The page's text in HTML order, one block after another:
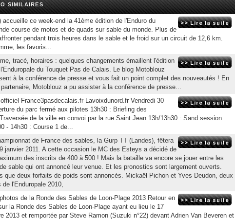
SIMILAIRES
accueille ce week-end la 41ème édition de l'Enduro du
course de motos et de quads sur sable du monde. Plus de
pendant trois heures dans le sable et le froid sur un circuit de 12,6 km.
les favoris...
tracé, horaires : quelques changements émaillent l'édition
du Touquet Pas de Calais. Le blog Motoblouz
à la conférence de presse et vous fait un point complet des nouveautés ! En
Motoblouz a pu assister à la conférence de presse...
France3pasdecalais.fr Lavoixdunord.fr Vendredi 30
du parc fermé aux pilotes 13h30 : Briefing des
de la ville en convoi par la rue Saint Jean 13h/13h30 : Sand session
- 14h30 : Course 1 de...
de France des sables, la Gurp TT (Landes), fêtera
janvier 2011. A cette occasion le MC des Esteys a décidé de
des inscrits de 400 à 500 ! Mais la bataille va encore se jouer entre les
sable qui ont annoncé leur venue. Et les pronostics sont largement ouverts.
que deux forfaits de poids sont annoncés. Mickaël Pichon et Yves Deudon, deux
l'Enduropale 2010,
de la Ronde des Sables de Loon-Plage 2013 Retour en
la Ronde des Sables de Loon-Plage ayant eu lieu le 17
2013 et remportée par Steve Ramon (Suzuki n°22) devant Adrien Van Beveren et